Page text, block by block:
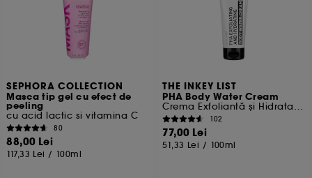
SEPHORA COLLECTION
Masca tip gel cu efect de
peeling
cu acid lactic si vitamina C
80
88,00 Lei
117,33 Lei / 100ml
THE INKEY LIST
PHA Body Water Cream
Crema Exfoliantă și Hidratantă pentru Corp
102
77,00 Lei
51,33 Lei / 100ml